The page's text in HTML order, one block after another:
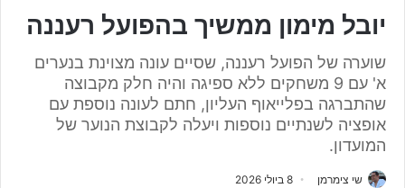
יובל מימון ממשיך בהפועל רעננה
שוערה של הפועל רעננה, שסיים עונה מצוינת בנערים
א' עם 9 משחקים ללא ספיגה והיה חלק מקבוצה
שהתברגה בפלייאוף העליון, חתם לעונה נוספת עם
אופציה לשנתיים נוספות ויעלה לקבוצת הנוער של
המועדון.
שי צימרמן 8 ביולי 2026